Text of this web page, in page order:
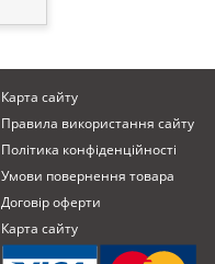
Карта сайту
Правила використання сайту
Політика конфіденційності
Умови повернення товарa
Договір оферти
Карта сайту